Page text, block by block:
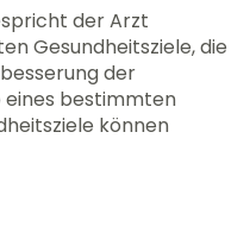
der Arzt
Gesundheitsziele, die
der
bestimmten
können